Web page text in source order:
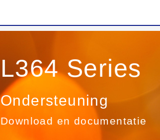
L364 Series
Ondersteuning
Download en documentatie